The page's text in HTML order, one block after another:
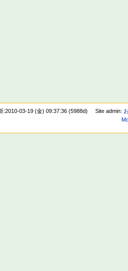
:2010-03-19 (金) 09:37:36 (5988d) Site admin: